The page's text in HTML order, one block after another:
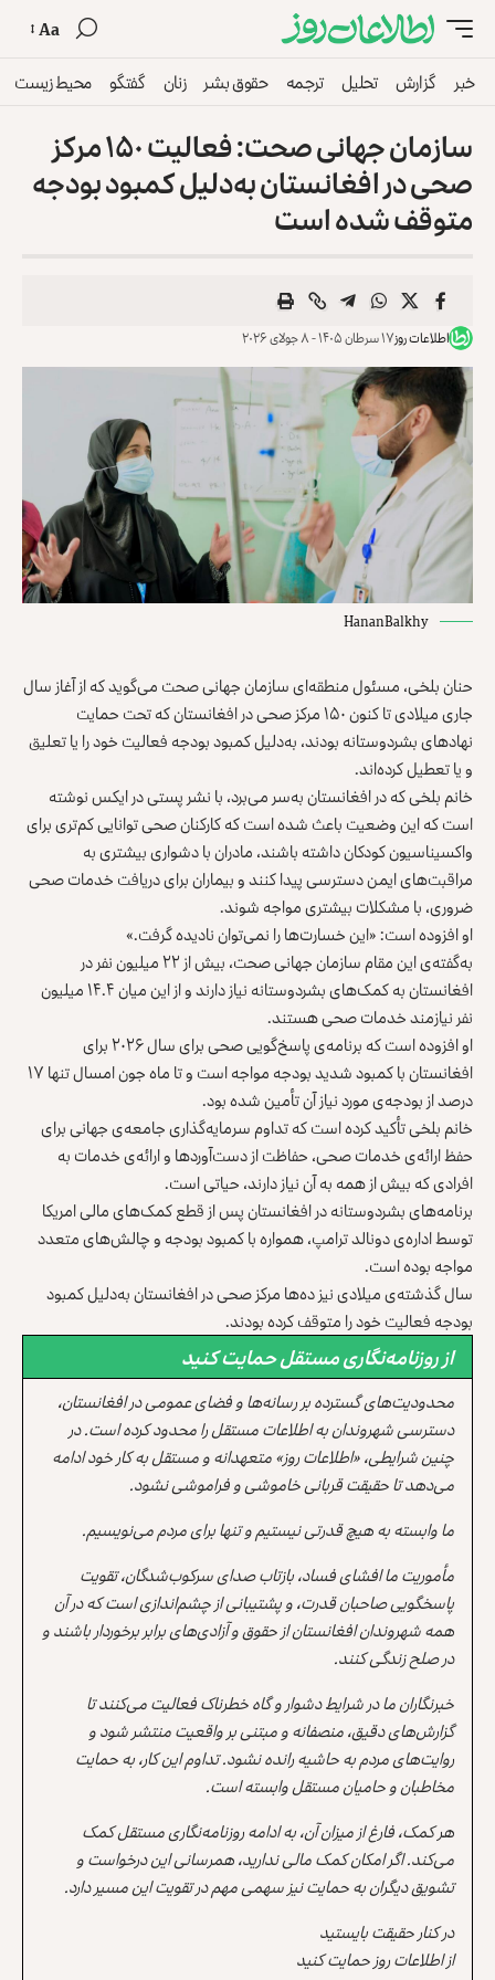
Aa
خبر گزارش تحلیل ترجمه حقوق بشر زنان گفتگو محیط زیست
سازمان جهانی صحت: فعالیت ۱۵۰ مرکز
صحی در افغانستان به‌دلیل کمبود بودجه
متوقف شده است
اطلاعات روز۱۷ سرطان ۱۴۰۵ - ۸ جولای ۲۰۲۶
HananBalkhy
حنان بلخی، مسئول منطقه‌ای سازمان جهانی صحت می‌گوید که از آغاز سال
جاری میلادی تا کنون ۱۵۰ مرکز صحی در افغانستان که تحت حمایت
نهادهای بشردوستانه بودند، به‌دلیل کمبود بودجه فعالیت خود را یا تعلیق
و یا تعطیل کرده‌اند.
خانم بلخی که در افغانستان به‌سر می‌برد، با نشر پستی در ایکس نوشته
است که این وضعیت باعث شده است که کارکنان صحی توانایی کم‌تری برای
واکسیناسیون کودکان داشته باشند، مادران با دشواری بیشتری به
مراقبت‌های ایمن دسترسی پیدا کنند و بیماران برای دریافت خدمات صحی
ضروری، با مشکلات بیشتری مواجه شوند.
او افزوده است: «این خسارت‌ها را نمی‌توان نادیده گرفت.»
به‌گفته‌ی این مقام سازمان جهانی صحت، بیش از ۲۲ میلیون نفر در
افغانستان به کمک‌های بشردوستانه نیاز دارند و از این میان ۱۴.۴ میلیون
نفر نیازمند خدمات صحی هستند.
او افزوده است که برنامه‌ی پاسخ‌گویی صحی برای سال ۲۰۲۶ برای
افغانستان با کمبود شدید بودجه مواجه است و تا ماه جون امسال تنها ۱۷
درصد از بودجه‌ی مورد نیاز آن تأمین شده بود.
خانم بلخی تأکید کرده است که تداوم سرمایه‌گذاری جامعه‌ی جهانی برای
حفظ ارائه‌ی خدمات صحی، حفاظت از دست‌آوردها و ارائه‌ی خدمات به
افرادی که بیش از همه به آن نیاز دارند، حیاتی است.
برنامه‌های بشردوستانه در افغانستان پس از قطع کمک‌های مالی امریکا
توسط اداره‌ی دونالد ترامپ، همواره با کمبود بودجه و چالش‌های متعدد
مواجه بوده است.
سال گذشته‌ی میلادی نیز ده‌ها مرکز صحی در افغانستان به‌دلیل کمبود
بودجه فعالیت خود را متوقف کرده بودند.
از روزنامه‌نگاری مستقل حمایت کنید
محدودیت‌های گسترده بر رسانه‌ها و فضای عمومی در افغانستان،
دسترسی شهروندان به اطلاعات مستقل را محدود کرده است. در
چنین شرایطی، «اطلاعات روز» متعهدانه و مستقل به کار خود ادامه
می‌دهد تا حقیقت قربانی خاموشی و فراموشی نشود.
ما وابسته به هیچ قدرتی نیستیم و تنها برای مردم می‌نویسیم.
مأموریت ما افشای فساد، بازتاب صدای سرکوب‌شدگان، تقویت
پاسخگویی صاحبان قدرت، و پشتیبانی از چشم‌اندازی است که در آن
همه شهروندان افغانستان از حقوق و آزادی‌های برابر برخوردار باشند و
در صلح زندگی کنند.
خبرنگاران ما در شرایط دشوار و گاه خطرناک فعالیت می‌کنند تا
گزارش‌های دقیق، منصفانه و مبتنی بر واقعیت منتشر شود و
روایت‌های مردم به حاشیه رانده نشود. تداوم این کار، به حمایت
مخاطبان و حامیان مستقل وابسته است.
هر کمک، فارغ از میزان آن، به ادامه روزنامه‌نگاری مستقل کمک
می‌کند. اگر امکان کمک مالی ندارید، همرسانی این درخواست و
تشویق دیگران به حمایت نیز سهمی مهم در تقویت این مسیر دارد.
در کنار حقیقت بایستید
از اطلاعات روز حمایت کنید